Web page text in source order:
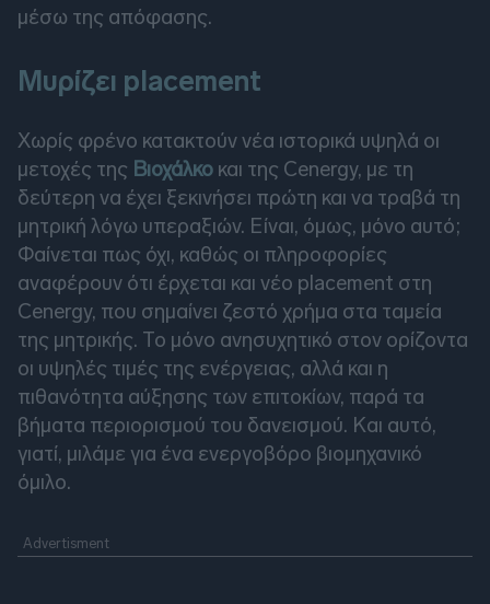
μέσω της απόφασης.
Μυρίζει placement
Χωρίς φρένο κατακτούν νέα ιστορικά υψηλά οι
μετοχές της Βιοχάλκο και της Cenergy, με τη
δεύτερη να έχει ξεκινήσει πρώτη και να τραβά τη
μητρική λόγω υπεραξιών. Είναι, όμως, μόνο αυτό;
Φαίνεται πως όχι, καθώς οι πληροφορίες
αναφέρουν ότι έρχεται και νέο placement στη
Cenergy, που σημαίνει ζεστό χρήμα στα ταμεία
της μητρικής. Το μόνο ανησυχητικό στον ορίζοντα
οι υψηλές τιμές της ενέργειας, αλλά και η
πιθανότητα αύξησης των επιτοκίων, παρά τα
βήματα περιορισμού του δανεισμού. Και αυτό,
γιατί, μιλάμε για ένα ενεργοβόρο βιομηχανικό
όμιλο.